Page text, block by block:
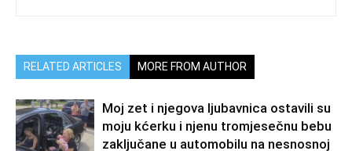
RELATED ARTICLES MORE FROM AUTHOR
Moj zet i njegova ljubavnica ostavili su
moju kćerku i njenu tromjesečnu bebu
zaključane u automobilu na nesnosnoj